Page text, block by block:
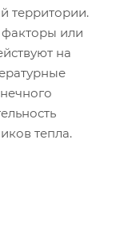
территории.
факторы или
на
тепла.